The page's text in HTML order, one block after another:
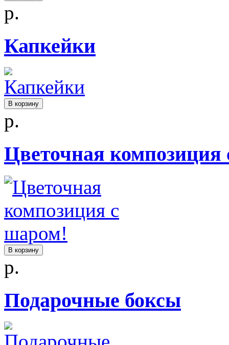
р.
Капкейки
В корзину
р.
Цветочная
В корзину
р.
Подарочные боксы